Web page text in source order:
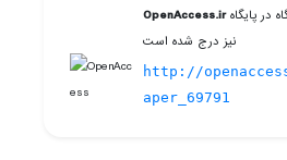
در پایگاهOpenAccess.ir
نیز درج شده است
http://
aper_69791